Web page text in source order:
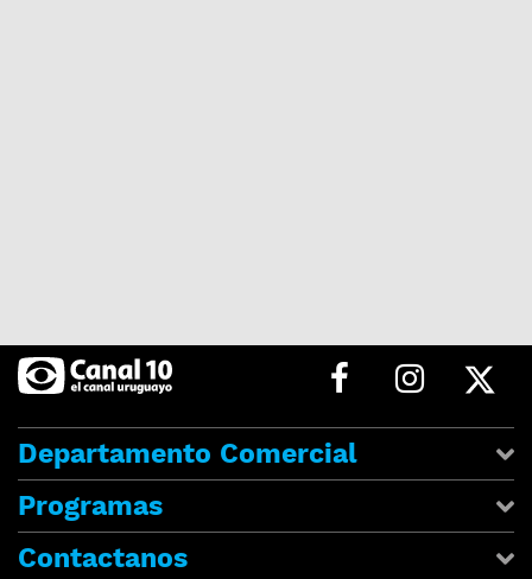
Departamento Comercial
Programas
Contactanos